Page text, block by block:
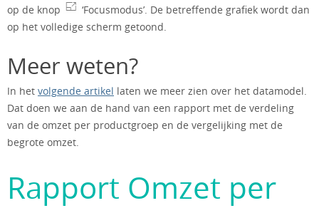
op de knop
‘Focusmodus’. De betreffende grafiek wordt dan
op het volledige scherm getoond.
Meer weten?
In het volgende artikel laten we meer zien over het datamodel.
Dat doen we aan de hand van een rapport met de verdeling
van de omzet per productgroep en de vergelijking met de
begrote omzet.
Rapport Omzet per